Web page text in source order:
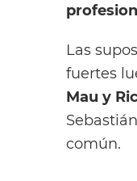
Las
fuertes
Mau y
común.